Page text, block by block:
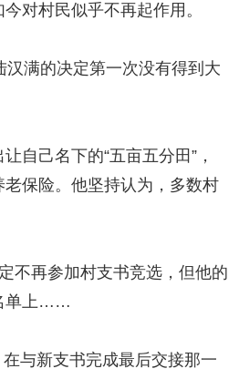
对村民似乎不再起作用。
满的决定第一次没有得到大
己名下的“五亩五分田”，
老保险。他坚持认为，多数村
再参加村支书竞选，但他的
单上……
新支书完成最后交接那一